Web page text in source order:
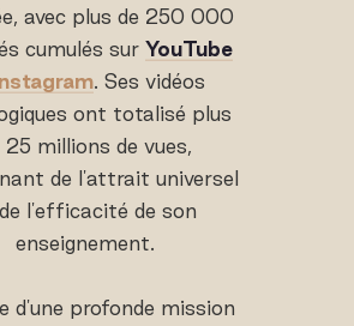
avec plus de 250 000
cumulés surYouTube
. Ses vidéos
ont totalisé plus
25 millions de vues,
de l'attrait universel
l'efficacité de son
enseignement.
d'une profonde mission